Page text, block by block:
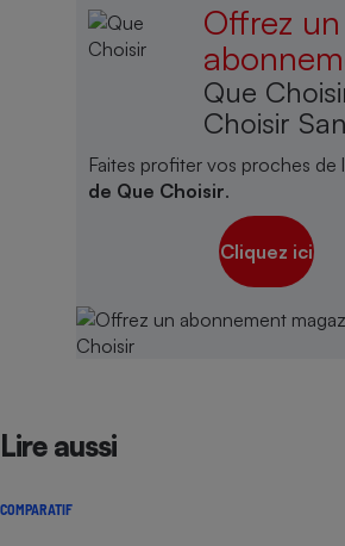
Offrez un
Que
Choisir
Faites profiter vos proches de
de Que Choisir.
Cliquez ici
Lire aussi
COMPARATIF